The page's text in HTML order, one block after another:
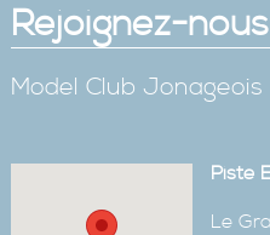
Rejoignez-nous
Model Club
Piste
Le